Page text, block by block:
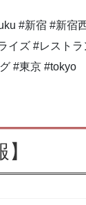
#新宿 #新宿
イズ #レスト
#東京 #tokyo